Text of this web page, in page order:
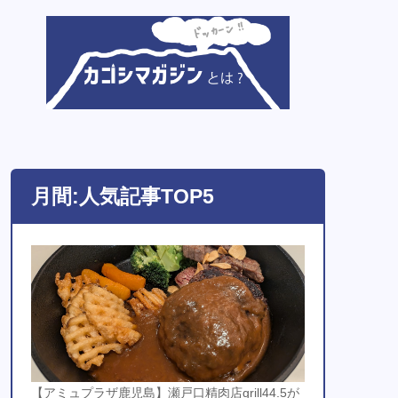
月間:人気記事TOP5
【アミュプラザ鹿児島】瀬戸口精肉店grill44.5が